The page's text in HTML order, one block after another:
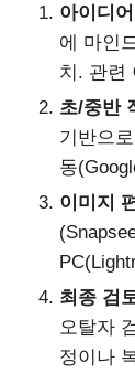
아이디
에 마인
치. 관련
초/중반
기반으
동
이미지
최종 검
오탈자
정이나